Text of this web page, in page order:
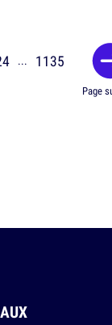
... 1135
Page